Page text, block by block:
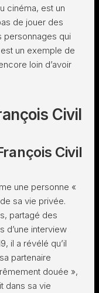
cinéma, est un
de jouer des
personnages qui
un exemple de
loin d’avoir
Civil
Civil
une personne «
sa vie privée.
partagé des
d’une interview
il a révélé qu’il
partenaire
douée »,
dans sa vie